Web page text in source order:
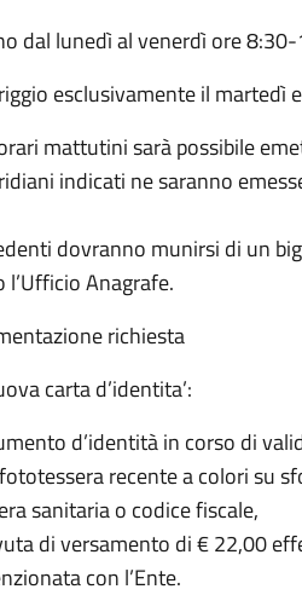
dal lunedì al venerdì ore
esclusivamente il martedì
mattutini sarà possibile
indicati ne saranno
dovranno munirsi di un
l’Ufficio Anagrafe.
richiesta
carta d’identita’:
d’identità in corso di
recente a colori su
sanitaria o codice fiscale,
di versamento di € 22,00
con l’Ente.